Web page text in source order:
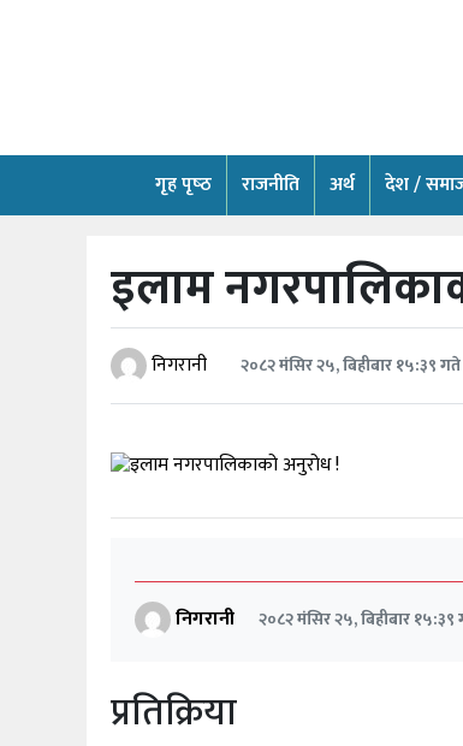
गृह पृष्‍ठ
राजनीति अर्थ देश /
राजनीति
अर्थ
इलाम
निगरानी २०८२ मंसिर २५, बिहीबार १५:३९ गते
निगरानी २०८२ मंसिर २५, बिहीबार १५:३९
प्रतिक्रिया